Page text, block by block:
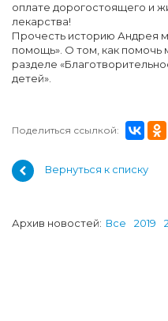
оплате дорогостоящего и
лекарства!
Прочесть историю Андрея
помощь». О том, как помочь
разделе
детей».
Поделиться ссылкой:
Вернуться к списку
Архив новостей: Все 2019